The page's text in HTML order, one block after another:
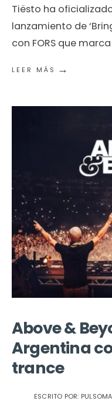
Tiësto ha
lanzamiento de
con FORS que
LEER MÁS →
Above &
Argentina
trance
ESCRITO POR: